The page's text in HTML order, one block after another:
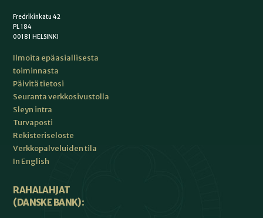
Fredrikinkatu 42
PL 184
00181 HELSINKI
Ilmoita epäasiallisesta
toiminnasta
Päivitä tietosi
Seuranta verkkosivustolla
Sleyn intra
Turvaposti
Rekisteriseloste
Verkkopalveluiden tila
In English
RAHALAHJAT
(DANSKE BANK):